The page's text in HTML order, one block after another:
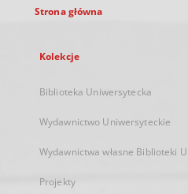
Strona główna
Kolekcje
Biblioteka Uniwersytecka
Wydawnictwo Uniwersyteckie
Wydawnictwa własne Biblioteki
Projekty